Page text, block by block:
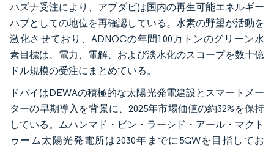
ハズナ受注により、アブダビは国内の再生可能エネルギー
ハブとしての地位を再確認している。水素の野望が活動を
激化させており、ADNOCの年間100万トンのグリーン水
素目標は、電力、電解、および淡水化のスコープを数十億
ドル規模の受注にまとめている。
ドバイはDEWAの積極的な太陽光発電建設とスマートメー
ターの早期導入を背景に、2025年市場価値の約32%を保持
している。ムハンマド・ビン・ラーシド・アール・マクト
ゥーム太陽光発電所は2030年までに5GWを目指してお